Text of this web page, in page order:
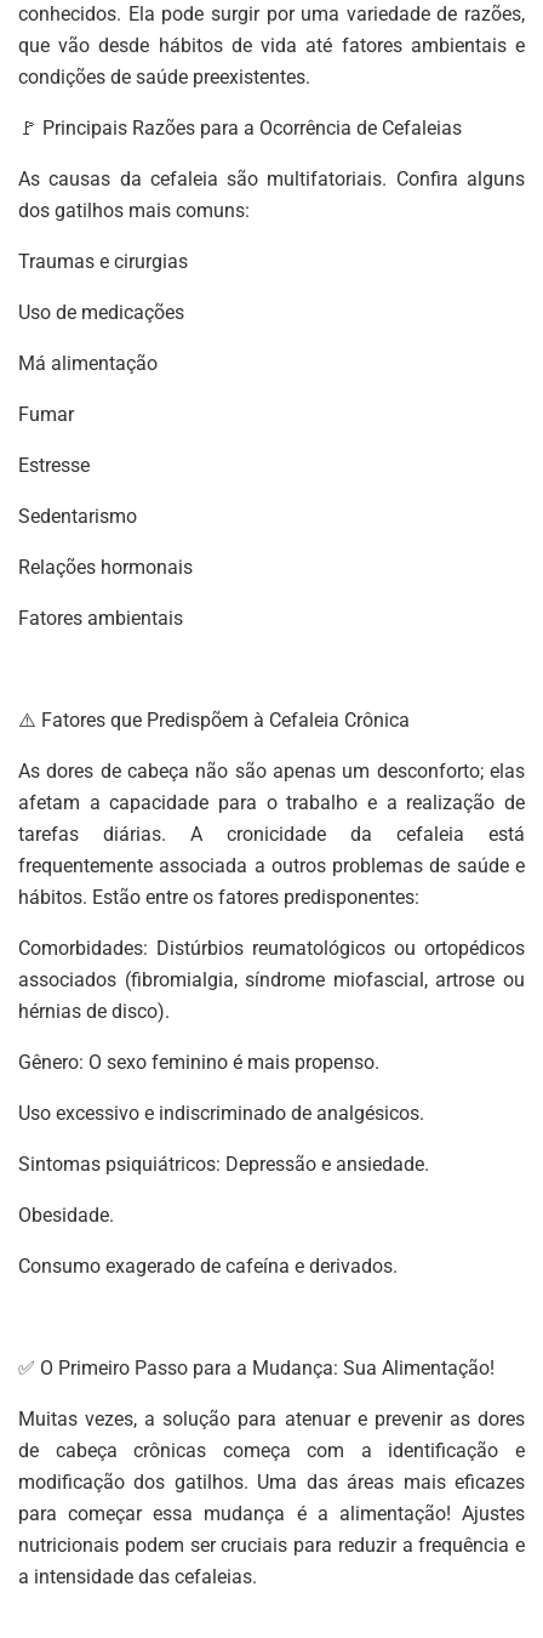
conhecidos. Ela pode surgir por uma variedade de razões,
que vão desde hábitos de vida até fatores ambientais e
condições de saúde preexistentes.
🚩 Principais Razões para a Ocorrência de Cefaleias
As causas da cefaleia são multifatoriais. Confira alguns
dos gatilhos mais comuns:
Traumas e cirurgias
Uso de medicações
Má alimentação
Fumar
Estresse
Sedentarismo
Relações hormonais
Fatores ambientais
⚠️ Fatores que Predispõem à Cefaleia Crônica
As dores de cabeça não são apenas um desconforto; elas
afetam a capacidade para o trabalho e a realização de
tarefas diárias. A cronicidade da cefaleia está
frequentemente associada a outros problemas de saúde e
hábitos. Estão entre os fatores predisponentes:
Comorbidades: Distúrbios reumatológicos ou ortopédicos
associados (fibromialgia, síndrome miofascial, artrose ou
hérnias de disco).
Gênero: O sexo feminino é mais propenso.
Uso excessivo e indiscriminado de analgésicos.
Sintomas psiquiátricos: Depressão e ansiedade.
Obesidade.
Consumo exagerado de cafeína e derivados.
✅ O Primeiro Passo para a Mudança: Sua Alimentação!
Muitas vezes, a solução para atenuar e prevenir as dores
de cabeça crônicas começa com a identificação e
modificação dos gatilhos. Uma das áreas mais eficazes
para começar essa mudança é a alimentação! Ajustes
nutricionais podem ser cruciais para reduzir a frequência e
a intensidade das cefaleias.